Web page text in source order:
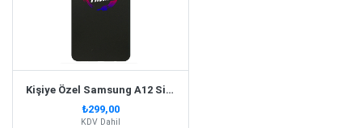
Kişiye Özel Samsung A12 Siyah Silikon Telefon Kılıfı
₺299,00
KDV Dahil